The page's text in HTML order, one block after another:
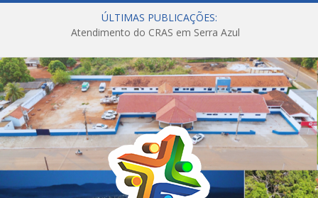
ÚLTIMAS PUBLICAÇÕES:
Atendimento do CRAS em Serra Azul